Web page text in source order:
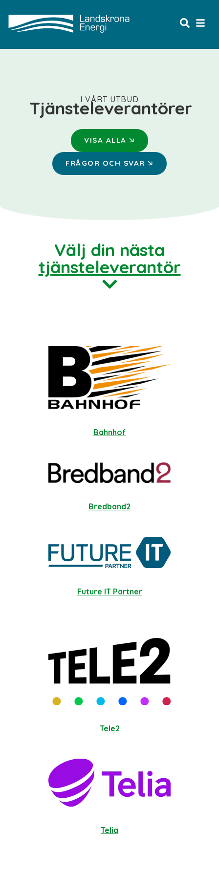
I VÅRT UTBUD
Tjänsteleverantörer
VISA ALLA 🡦
FRÅGOR OCH SVAR 🡦
Välj din nästa
tjänsteleverantör
Bahnhof
Bredband2
Future IT Partner
Tele2
Telia